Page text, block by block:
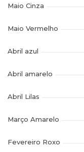
Maio Cinza
Maio Vermelho
Abril azul
Abril amarelo
Abril Lilas
Março Amarelo
Fevereiro Roxo